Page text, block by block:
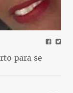
para se